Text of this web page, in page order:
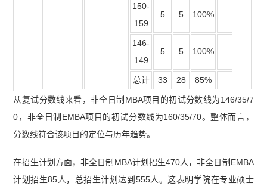
150-
159
5 5 100%
146-
149
5 5 100%
总计 33 28 85%
从复试分数线来看，非全日制MBA项目的初试分数线为146/35/7
0，非全日制EMBA项目的初试分数线为160/35/70。整体而言，
分数线符合该项目的定位与历年趋势。
在招生计划方面，非全日制MBA计划招生470人，非全日制EMBA
计划招生85人，总招生计划达到555人。这表明学院在专业硕士